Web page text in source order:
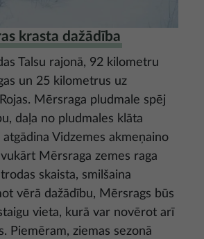
krasta dažādība
Talsu rajonā, 92 kilometru
un 25 kilometrus uz
Mērsraga pludmale spēj
daļa no pludmales klāta
Vidzemes akmeņaino
Mērsraga zemes raga
skaista, smilšaina
vērā dažādību, Mērsrags būs
vieta, kurā var novērot arī
Piemēram, ziemas sezonā